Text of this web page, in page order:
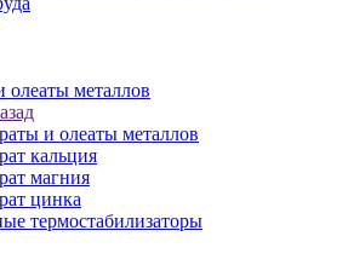
олеаты металлов
и олеаты металлов
кальция
магния
цинка
термостабилизаторы